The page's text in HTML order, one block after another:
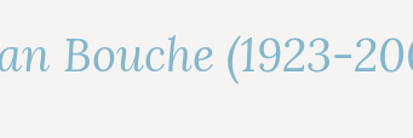
Bouche (1923-